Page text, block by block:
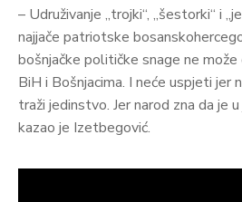
– Udruživanje „trojki“, „šestorki“ i
najjače patriotske
bošnjačke političke snage ne
BiH i Bošnjacima. I neće uspjeti jer
traži jedinstvo. Jer narod zna da je
kazao je Izetbegović.